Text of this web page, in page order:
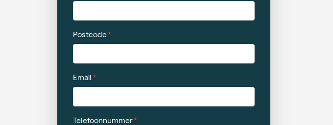
Postcode
Email
Telefoonnummer